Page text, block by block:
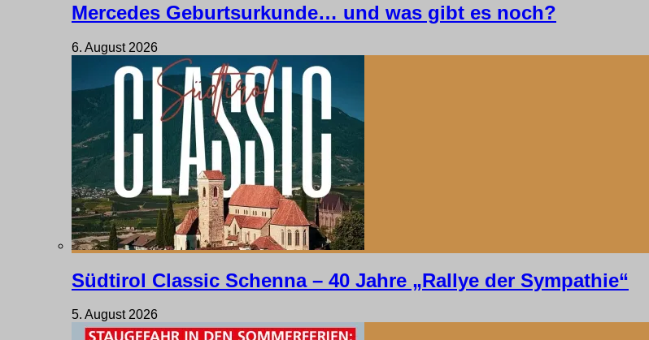
Mercedes Geburtsurkunde… und was gibt es noch?
6. August 2026
Südtirol Classic Schenna – 40 Jahre „Rallye der Sympathie“
5. August 2026